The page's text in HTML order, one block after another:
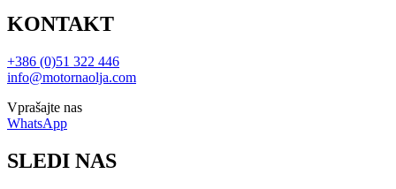
KONTAKT
+386 (0)51 322 446
info@motornaolja.com
Vprašajte nas
WhatsApp
SLEDI NAS